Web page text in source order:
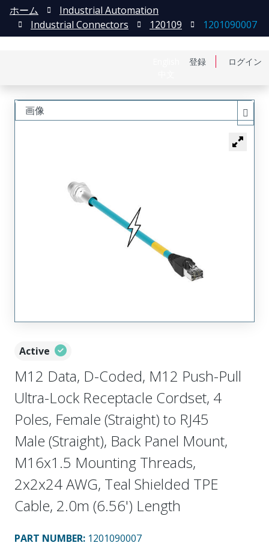
登録 ログイン
ホーム
Industrial Automation
Industrial Connectors
120109 1201090007
Active
M12 Data, D-Coded, M12 Push-Pull
Ultra-Lock Receptacle Cordset, 4
Poles, Female (Straight) to RJ45
Male (Straight), Back Panel Mount,
M16x1.5 Mounting Threads,
2x2x24 AWG, Teal Shielded TPE
Cable, 2.0m (6.56') Length
PART NUMBER: 1201090007
画像